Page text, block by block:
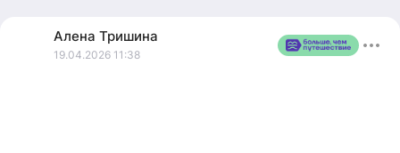
Алена Тришина
19.04.2026 11:38